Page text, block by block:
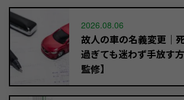
2026.08.06
故人の車の名義変更｜
過ぎても迷わず手放す
監修】